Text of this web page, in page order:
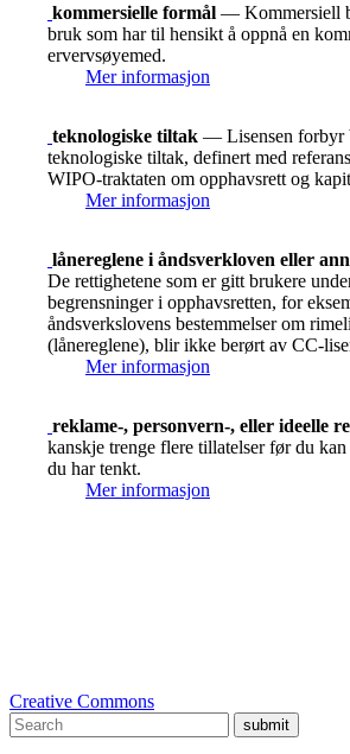
kommersielle formål — Kommersiell
bruk som har til hensikt å oppnå en
ervervsøyemed.
Mer informasjon
teknologiske tiltak — Lisensen forbyr
teknologiske tiltak, definert med
WIPO-traktaten om opphavsrett og
Mer informasjon
lånereglene i åndsverkloven eller
De rettighetene som er gitt brukere
begrensninger i opphavsretten, for
åndsverkslovens bestemmelser om
(lånereglene), blir ikke berørt av CC-
Mer informasjon
reklame-, personvern-, eller ideelle
kanskje trenge flere tillatelser før du
du har tenkt.
Mer informasjon
Creative Commons
submit